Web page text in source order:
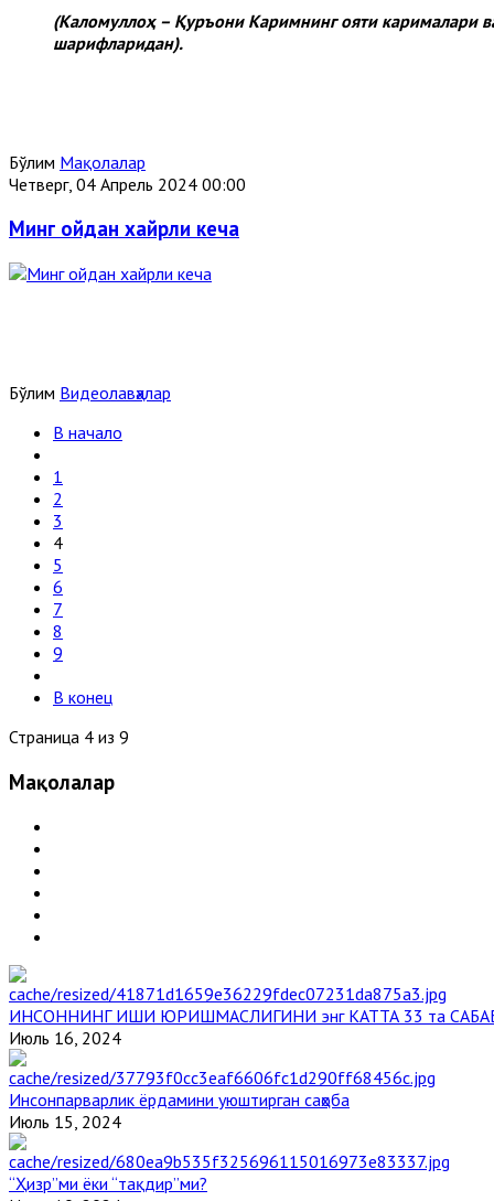
(Каломуллоҳ – Қуръони Каримнинг ояти карималари
шарифларидан).
Бўлим Мақолалар
Четверг, 04 Апрель 2024 00:00
Минг ойдан хайрли кеча
Бўлим Видеолавҳалар
В начало
1
2
3
4
5
6
7
8
9
В конец
Страница 4 из 9
Мақолалар
ИНСОННИНГ ИШИ ЮРИШМАСЛИГИНИ энг КАТТА 33 та
Июль 16, 2024
Инсонпарварлик ёрдамини уюштирган саҳоба
Июль 15, 2024
“Ҳизр”ми ёки “тақдир”ми?